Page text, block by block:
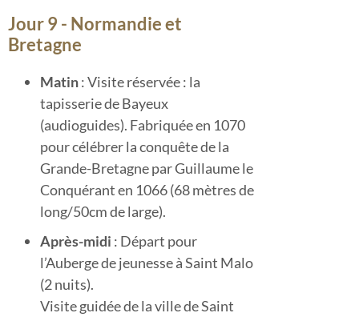
Jour 9 - Normandie et
Bretagne
Matin: Visite réservée : la
tapisserie de Bayeux
(audioguides). Fabriquée en 1070
pour célébrer la conquête de la
Grande-Bretagne par Guillaume le
Conquérant en 1066 (68 mètres de
long/50cm de large).
Après-midi : Départ pour
l’Auberge de jeunesse à Saint Malo
(2 nuits).
Visite guidée de la ville de Saint